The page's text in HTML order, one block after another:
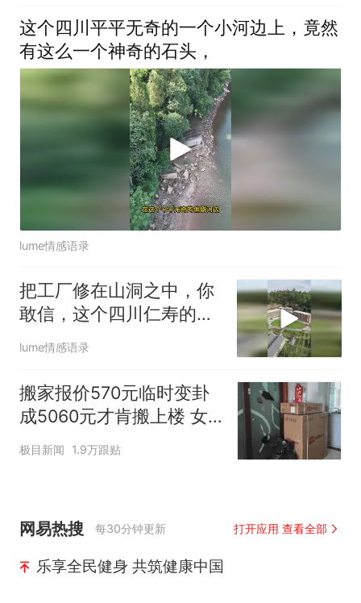
这个四川平平无奇的一个小河边上，竟然
有这么一个神奇的石头，
lume情感语录
把工厂修在山洞之中，你
敢信，这个四川仁寿的工
厂曾经也是发
lume情感语录
搬家报价570元临时变卦
成5060元才肯搬上楼 女
子傻眼
极目新闻 1.9万跟贴
网易热搜 每30分钟更新 打开应用 查看全部
乐享全民健身 共筑健康中国